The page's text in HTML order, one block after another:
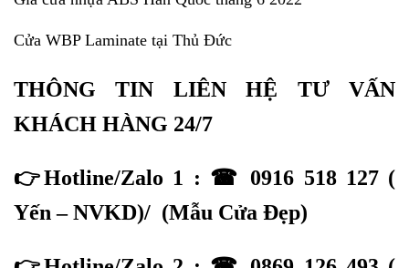
Cửa WBP Laminate tại Thủ Đức
THÔNG TIN LIÊN HỆ TƯ VẤN
KHÁCH HÀNG 24/7
👉Hotline/Zalo 1 : ☎ 0916 518 127(
Yến – NVKD)/ (Mẫu Cửa Đẹp)